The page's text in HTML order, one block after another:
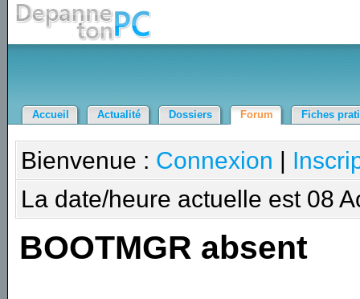
Accueil Actualité Dossiers Forum Fiches
Bienvenue : Connexion |
La date/heure actuelle est 08
BOOTMGR absent